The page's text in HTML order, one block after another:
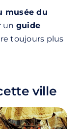
musée du
un guide
toujours plus
ville